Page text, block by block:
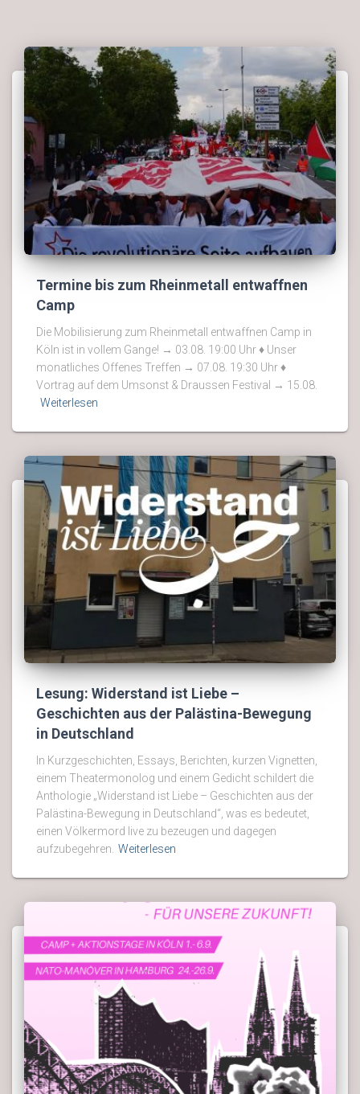
Termine bis zum Rheinmetall entwaffnen
Camp
Die Mobilisierung zum Rheinmetall entwaffnen Camp in
Köln ist in vollem Gange! → 03.08. 19:00 Uhr ♦ Unser
monatliches Offenes Treffen → 07.08. 19:30 Uhr ♦
Vortrag auf dem Umsonst & Draussen Festival → 15.08.
Weiterlesen
Lesung: Widerstand ist Liebe –
Geschichten aus der Palästina-Bewegung
in Deutschland
In Kurzgeschichten, Essays, Berichten, kurzen Vignetten,
einem Theatermonolog und einem Gedicht schildert die
Anthologie „Widerstand ist Liebe – Geschichten aus der
Palästina-Bewegung in Deutschland“, was es bedeutet,
einen Völkermord live zu bezeugen und dagegen
aufzubegehren. Weiterlesen